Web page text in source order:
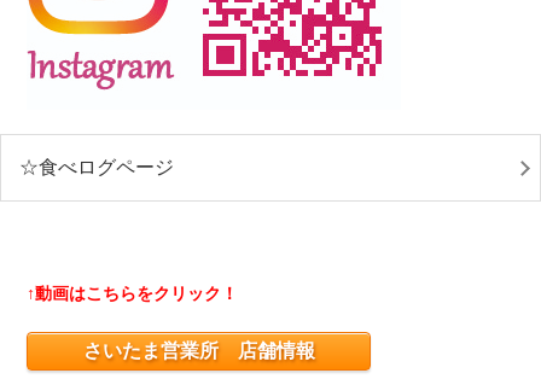
☆食べログページ
↑動画はこちらをクリック！
さいたま営業所 店舗情報